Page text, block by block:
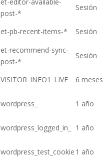
post-*
Sesión
et-pb-recent-items-*
Sesión
et-recommend-sync-
post-*
Sesión
VISITOR_INFO1_LIVE
6 meses
wordpress_
1 año
wordpress_logged_in_
1 año
wordpress_test_cookie 1 año